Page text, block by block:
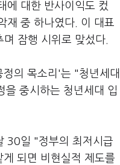
에 대한 반사이익도 컸
재 중 하나였다. 이 대표
잠행 시위로 맞섰다.
의 목소리'는 "청년세대
을 중시하는 청년세대 입
30일 "정부의 최저시급
되면 비현실적 제도를